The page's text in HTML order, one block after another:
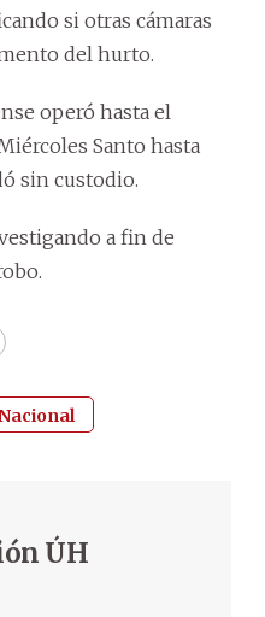
si otras cámaras
del hurto.
operó hasta el
Santo hasta
sin custodio.
a fin de
ÚH